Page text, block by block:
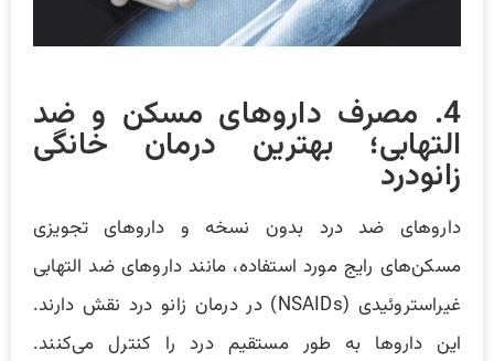
4. مصرف داروهای مسکن و ضد
التهابی؛ بهترین درمان خانگی
زانودرد
داروهای ضد درد بدون نسخه و داروهای تجویزی
مسکن‌های رایج مورد استفاده، مانند داروهای ضد التهابی
غیراستروئیدی (NSAIDs) در درمان زانو درد نقش دارند.
این داروها به طور مستقیم درد را کنترل می‌کنند.